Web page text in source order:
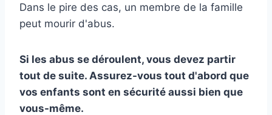
Dans le pire des cas, un membre de la famille
peut mourir d'abus.
Si les abus se déroulent, vous devez partir
tout de suite. Assurez-vous tout d'abord que
vos enfants sont en sécurité aussi bien que
vous-même.